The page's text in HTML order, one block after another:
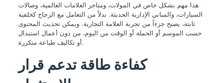
هذا مهم بشكل خاص في المولات، ومتاجر العلامات العالمية، وصالات
السيارات، والمباني الإدارية الحديثة. بدلاً من التعامل مع الزجاج كخلفية
ثابتة، يصبح جزءاً من تجربة العلامة التجارية. ويمكن تحديث المحتوى
حسب الموسم أو الحملة أو الوقت من اليوم، من دون أعمال استبدال
أو تكاليف طباعة متكررة.
كفاءة طاقة تدعم قرار